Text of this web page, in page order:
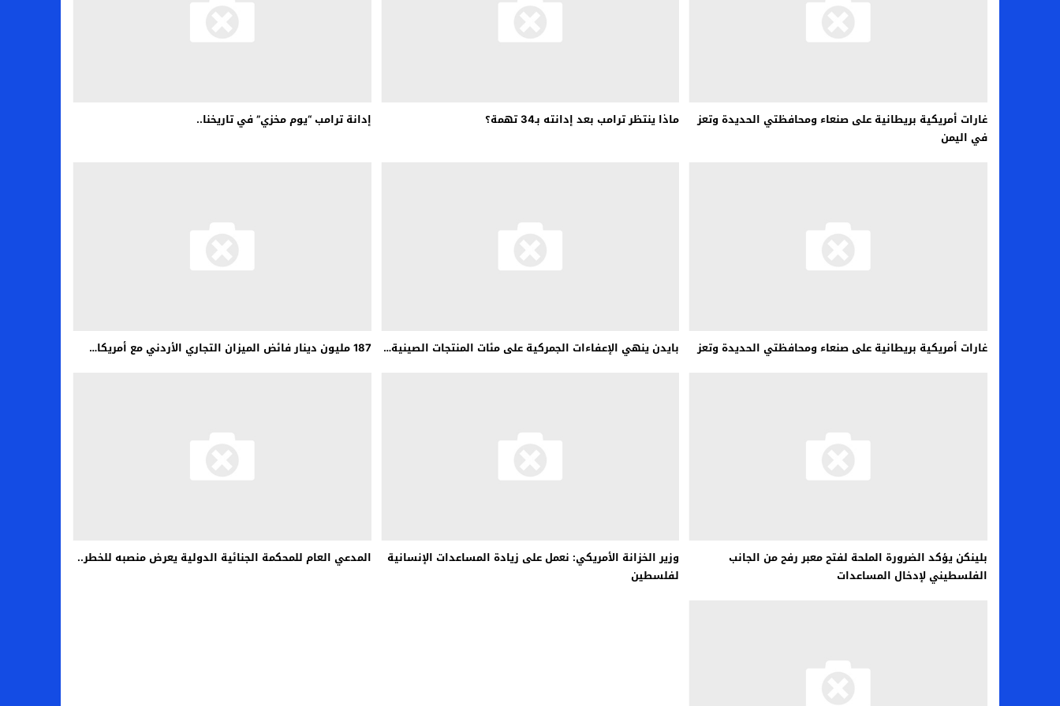
مال و اعمال – انكماش الاقتصاد السعودي للمرة الأولى منذ عامين ونصف
غارات أمريكية بريطانية على صنعاء ومحافظتي الحديدة وتعز
في اليمن
ماذا ينتظر ترامب بعد إدانته بـ34 تهمة؟ إدانة ترامب “يوم مخزي” في تاريخنا..
غارات أمريكية بريطانية على صنعاء ومحافظتي الحديدة وتعز بايدن ينهي الإعفاءات الجمركية على مئات المنتجات الصينية… 187 مليون دينار فائض الميزان التجاري الأردني مع أمريكا…
بلينكن يؤكد الضرورة الملحة لفتح معبر رفح من الجانب
الفلسطيني لإدخال المساعدات
وزير الخزانة الأمريكي: نعمل على زيادة المساعدات الإنسانية
لفلسطين
المدعي العام للمحكمة الجنائية الدولية يعرض منصبه للخطر..